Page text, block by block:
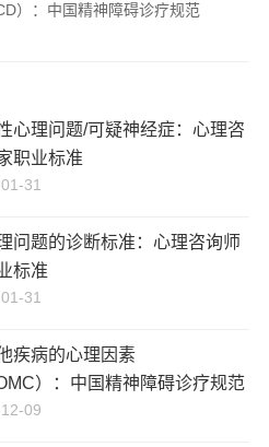
）：中国精神障碍诊疗规范
心理问题/可疑神经症：心理咨
职业标准
31
问题的诊断标准：心理咨询师
标准
31
疾病的心理因素
）：中国精神障碍诊疗规范
09